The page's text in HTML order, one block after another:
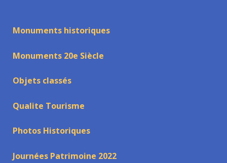
Monuments historiques
Monuments 20e Siècle
Objets classés
Qualite Tourisme
Photos Historiques
Journées Patrimoine 2022